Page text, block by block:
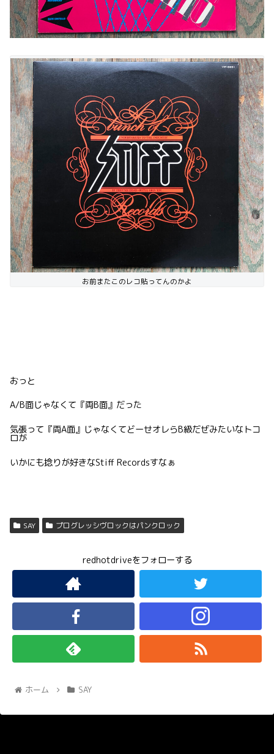
お前またこのレコ貼ってんのかよ
おっと
A/B面じゃなくて『両B面』だった
気張って『両A面』じゃなくてどーせオレらB級だぜみたいなトコ
ロが
いかにも捻りが好きなStiff Recordsすなぁ
SAY プログレッシヴロックはパンクロック
redhotdriveをフォローする
ホーム SAY